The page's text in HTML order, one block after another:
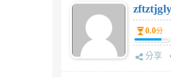
0.0分
分享